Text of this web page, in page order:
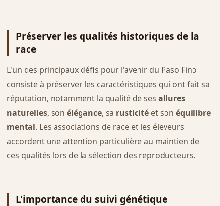
Préserver les qualités historiques de la
race
L'un des principaux défis pour l'avenir du Paso Fino
consiste à préserver les caractéristiques qui ont fait sa
réputation, notamment la qualité de ses allures
naturelles, son élégance, sa rusticitéet son équilibre
mental. Les associations de race et les éleveurs
accordent une attention particulière au maintien de
ces qualités lors de la sélection des reproducteurs.
L'importance du suivi génétique